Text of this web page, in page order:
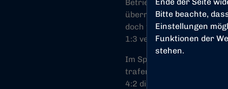
Bitte beachte,
Einstellungen
Funktionen der
stehen.
Betriebsmannschaft mit
überrollt und geriet früh
doch trotz großer
1:3 verloren.
Im Spiel um Platz 3
trafen Gregor Eibl und
4:2 die Oberhand.